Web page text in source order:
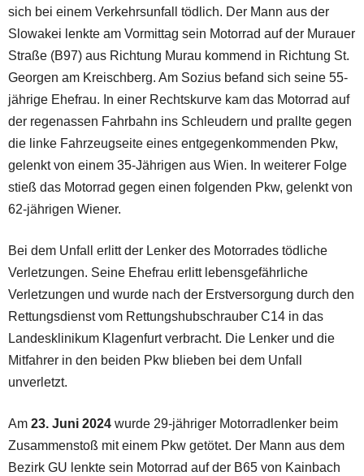
sich bei einem Verkehrsunfall tödlich. Der Mann aus der
Slowakei lenkte am Vormittag sein Motorrad auf der Murauer
Straße (B97) aus Richtung Murau kommend in Richtung St.
Georgen am Kreischberg. Am Sozius befand sich seine 55-
jährige Ehefrau. In einer Rechtskurve kam das Motorrad auf
der regenassen Fahrbahn ins Schleudern und prallte gegen
die linke Fahrzeugseite eines entgegenkommenden Pkw,
gelenkt von einem 35-Jährigen aus Wien. In weiterer Folge
stieß das Motorrad gegen einen folgenden Pkw, gelenkt von
62-jährigen Wiener.
Bei dem Unfall erlitt der Lenker des Motorrades tödliche
Verletzungen. Seine Ehefrau erlitt lebensgefährliche
Verletzungen und wurde nach der Erstversorgung durch den
Rettungsdienst vom Rettungshubschrauber C14 in das
Landesklinikum Klagenfurt verbracht. Die Lenker und die
Mitfahrer in den beiden Pkw blieben bei dem Unfall
unverletzt.
Am 23. Juni 2024 wurde 29-jähriger Motorradlenker beim
Zusammenstoß mit einem Pkw getötet. Der Mann aus dem
Bezirk GU lenkte sein Motorrad auf der B65 von Kainbach